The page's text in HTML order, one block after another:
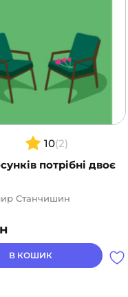
10(2)
потрібні двоє
Станчишин
В КОШИК